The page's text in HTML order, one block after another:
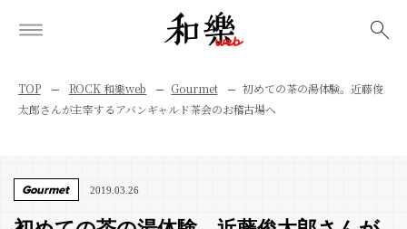
TOP ROCK 和樂web Gourmet
初めての茶の湯体験。近藤俊
太郎さんが主宰するアバンギャルド茶会のお稽古場へ
Gourmet 2019.03.26